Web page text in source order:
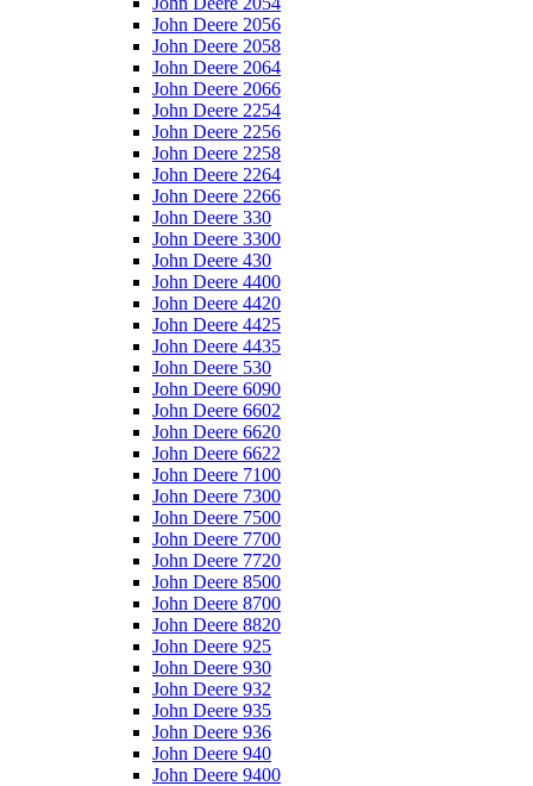
John Deere 2056
John Deere 2058
John Deere 2064
John Deere 2066
John Deere 2254
John Deere 2256
John Deere 2258
John Deere 2264
John Deere 2266
John Deere 330
John Deere 3300
John Deere 430
John Deere 4400
John Deere 4420
John Deere 4425
John Deere 4435
John Deere 530
John Deere 6090
John Deere 6602
John Deere 6620
John Deere 6622
John Deere 7100
John Deere 7300
John Deere 7500
John Deere 7700
John Deere 7720
John Deere 8500
John Deere 8700
John Deere 8820
John Deere 925
John Deere 930
John Deere 932
John Deere 935
John Deere 936
John Deere 940
John Deere 9400